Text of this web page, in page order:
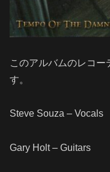
このアルバムのレコ
す。
Steve Souza – Vocals
Gary Holt – Guitars